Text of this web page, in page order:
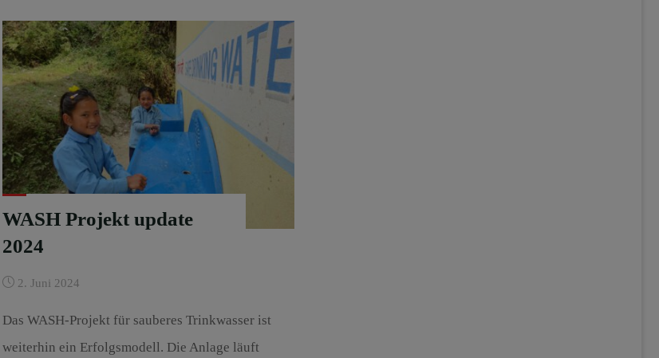
Schulkindern
in
Chepel"
WASH Projekt update
2024
2. Juni 2024
Das WASH-Projekt für sauberes Trinkwasser ist
weiterhin ein Erfolgsmodell. Die Anlage läuft